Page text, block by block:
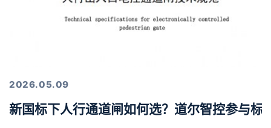
2026.05.09
新国标下人行通道闸如何选？道尔智控参与标